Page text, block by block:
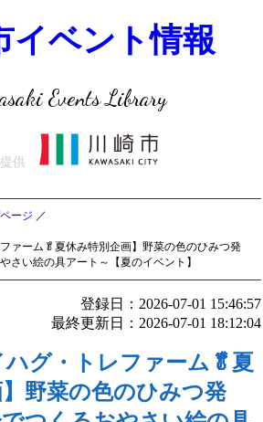
イベント情報
Events Library
供
ージ ／
ァーム🥬夏休み特別企画】野菜の色のひみつ発
さい絵の具アート～【夏のイベント】
登録日：2026-07-01 15:46:57
最終更新日：2026-07-01 18:12:04
ハグ・トレファーム🥬夏
野菜の色のひみつ発